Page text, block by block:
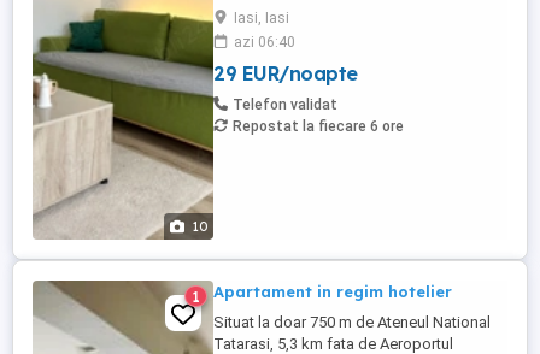
10
plata cu vochere de vacanță - se oferă
factura whatsapp: #zero #sapte #patru
#noua #cinci #cinci #opt #șapte #zero
#cinci Descoperă confortul de acasă în
apartamentele AB Homes, disponibile în
cele mai căutate zone din ...
Iasi, Iasi
azi 06:40
29 EUR/noapte
Telefon validat
Repostat la fiecare 6 ore
1 Apartament in regim hotelier
Situat la doar 750 m de Ateneul National
Tatarasi, 5,3 km fata de Aeroportul